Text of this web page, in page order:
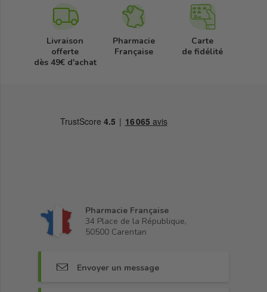
Livraison
offerte
dès 49€ d'achat
Pharmacie
Française
Carte
de fidélité
Pharmacie Française
34 Place de la République,
50500 Carentan
Envoyer un message